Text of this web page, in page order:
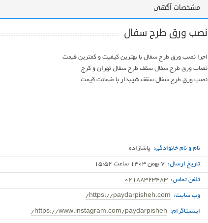
مشخصات آگهی
نصب ورق طرح سفال
نصب ورق طرح سفال سقف شیبدار با ضمانت قیمت
نام و نام خانوادگی: پاشازاده
تاریخ ارسال: 7 بهمن 1403 ساعت 15:52
تلفن تماس: 02188323483
وب سایت: https://paydarpisheh.com/
اینستاگرام: https://www.instagram.com/paydarpisheh/